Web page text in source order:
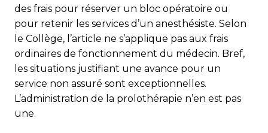
des frais pour réserver un bloc opératoire ou
pour retenir les services d’un anesthésiste. Selon
le Collège, l’article ne s’applique pas aux frais
ordinaires de fonctionnement du médecin. Bref,
les situations justifiant une avance pour un
service non assuré sont exceptionnelles.
L’administration de la prolothérapie n’en est pas
une.